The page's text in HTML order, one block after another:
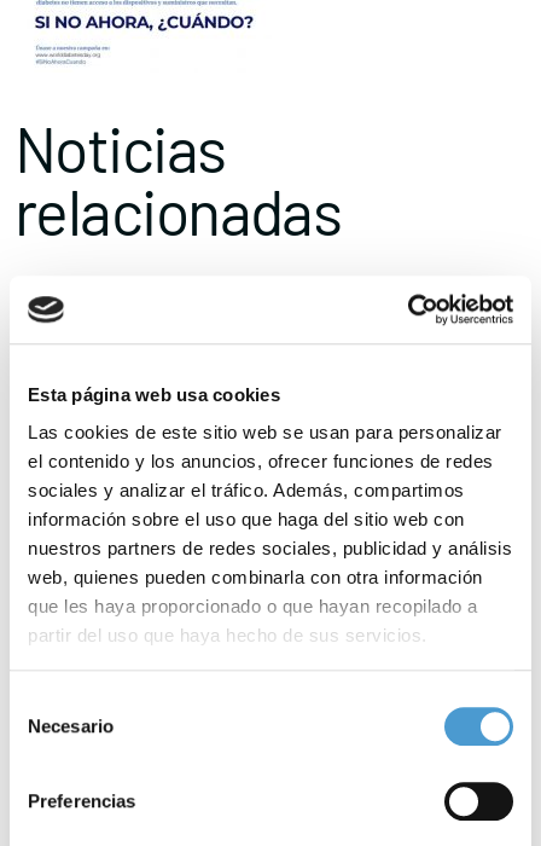
Esta página web usa cookies
Las cookies de este sitio web se usan para personalizar
el contenido y los anuncios, ofrecer funciones de redes
sociales y analizar el tráfico. Además, compartimos
información sobre el uso que haga del sitio web con
nuestros partners de redes sociales, publicidad y análisis
web, quienes pueden combinarla con otra información
que les haya proporcionado o que hayan recopilado a
partir del uso que haya hecho de sus servicios.
de cookies
Necesario
Preferencias
Noticias
relacionadas